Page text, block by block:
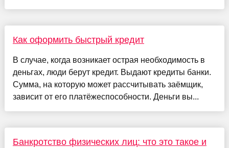
Как оформить быстрый кредит
В случае, когда возникает острая необходимость в
деньгах, люди берут кредит. Выдают кредиты банки.
Сумма, на которую может рассчитывать заёмщик,
зависит от его платёжеспособности. Деньги вы...
Банкротство физических лиц: что это такое и